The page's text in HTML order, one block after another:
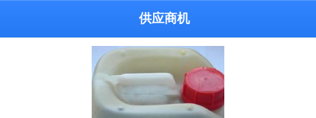
供应商机